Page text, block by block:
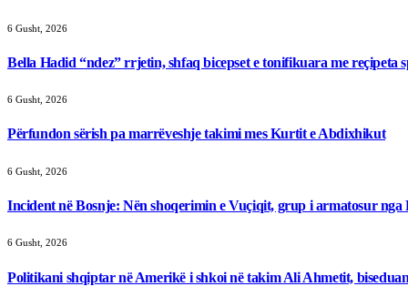
6 Gusht, 2026
Bella Hadid “ndez” rrjetin, shfaq bicepset e tonifikuara me reçipeta
6 Gusht, 2026
Përfundon sërish pa marrëveshje takimi mes Kurtit e Abdixhikut
6 Gusht, 2026
Incident në Bosnje: Nën shoqerimin e Vuçiqit, grup i armatosur
6 Gusht, 2026
Politikani shqiptar në Amerikë i shkoi në takim Ali Ahmetit,